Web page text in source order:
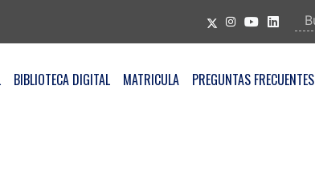
BIBLIOTECA DIGITAL MATRICULA PREGUNTAS FRECUENTES